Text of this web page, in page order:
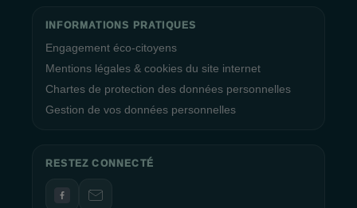
INFORMATIONS PRATIQUES
Engagement éco-citoyens
Mentions légales & cookies du site internet
Chartes de protection des données personnelles
Gestion de vos données personnelles
RESTEZ CONNECTÉ